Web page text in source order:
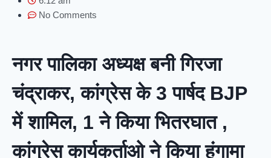
No Comments
नगर पालिका अध्यक्ष बनी गिरजा
चंद्राकर, कांग्रेस के 3 पार्षद BJP
में शामिल, 1 ने किया भितरघात ,
कांग्रेस कार्यकर्ताओ ने किया हंगामा